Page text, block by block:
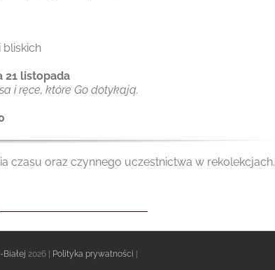
bliskich
21 listopada
i ręce, które Go dotykają.
czasu oraz czynnego uczestnictwa w rekolekcjach.
2026 | Polityka prywatności |